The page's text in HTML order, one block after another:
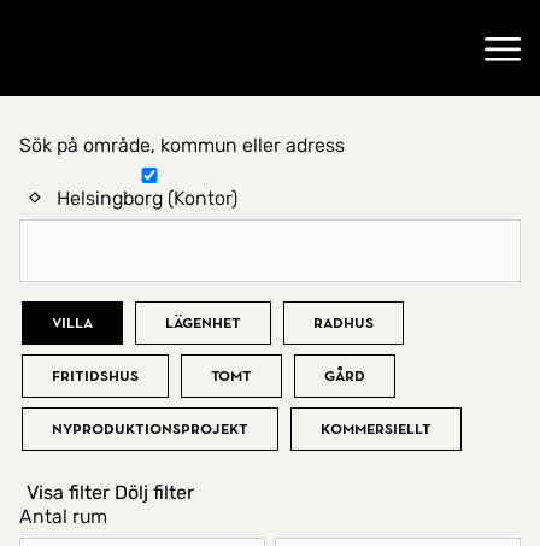
Hitta hem
Sök på område, kommun eller adress
Helsingborg (Kontor)
Villa Lägenhet Radhus
Fritidshus Tomt Gård
Nyproduktionsprojekt Kommersiellt
Visa filter Dölj filter
Antal rum